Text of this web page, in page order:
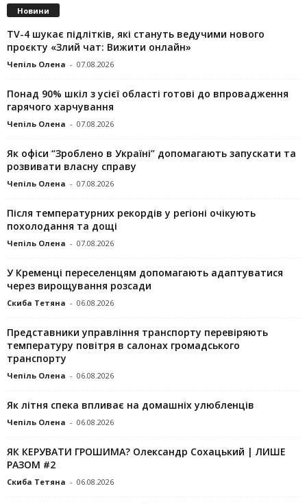
Новини
TV-4 шукає підлітків, які стануть ведучими нового
проєкту «Злий чат: Вижити онлайн»
Чепіль Олена - 07.08.2026
Понад 90% шкіл з усієї області готові до впровадження
гарячого харчування
Чепіль Олена - 07.08.2026
Як офіси “Зроблено в Україні” допомагають запускaти та
розвивати власну справу
Чепіль Олена - 07.08.2026
Після температурних рекордів у регіоні очікують
похолодання та дощі
Чепіль Олена - 07.08.2026
У Кременці переселенцям допомагають адаптуватися
через вирощування розсади
Скиба Тетяна - 06.08.2026
Представники управління транспорту перевіряють
температуру повітря в салонах громадського
транспорту
Чепіль Олена - 06.08.2026
Як літня спека впливає на домашніх улюбленців
Чепіль Олена - 06.08.2026
ЯК КЕРУВАТИ ГРОШИМА? Олександр Сохацький | ЛИШЕ
РАЗОМ #2
Скиба Тетяна - 06.08.2026